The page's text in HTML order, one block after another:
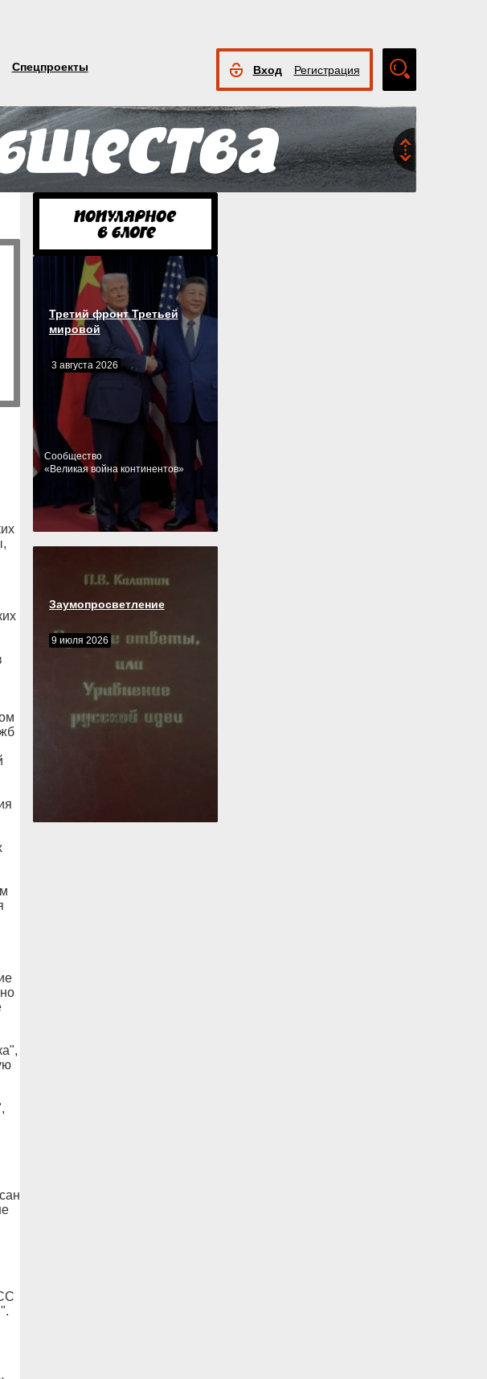
Спецпроекты Вход Регистрация
поиск
Третий фронт Третьей
мировой
3 августа 2026
Cообщество
«Великая война континентов»
Заумопросветление
9 июля 2026